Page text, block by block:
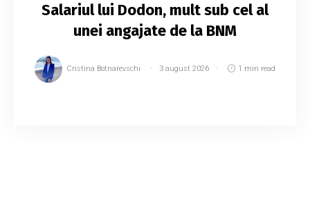
Salariul lui Dodon, mult sub cel al
unei angajate de la BNM
Cristina Botnarevschi 3 august 2026 1 min read